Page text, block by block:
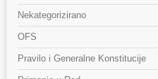
Nekategorizirano
OFS
Pravilo i Generalne Konstitucije